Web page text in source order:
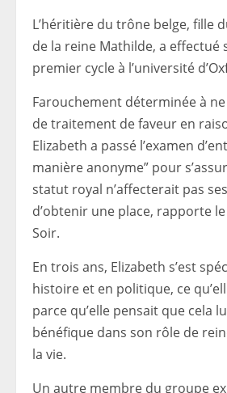
L’héritière du trône belge, fille
de la reine Mathilde, a effectué
premier cycle à l’université
Farouchement déterminée à
de traitement de faveur en
Elizabeth a passé l’examen
manière anonyme” pour
statut royal n’affecterait pas
d’obtenir une place, rapporte
Soir.
En trois ans, Elizabeth s’est
histoire et en politique, ce
parce qu’elle pensait que cela
bénéfique dans son rôle de
la vie.
Un autre membre du groupe